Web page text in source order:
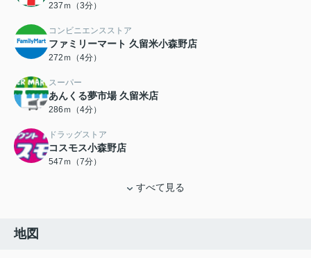
237ｍ（3分）
コンビニエンスストア
ファミリーマート 久留米小森野店
272ｍ（4分）
スーパー
あんくる夢市場 久留米店
286ｍ（4分）
ドラッグストア
コスモス小森野店
547ｍ（7分）
すべて見る
地図